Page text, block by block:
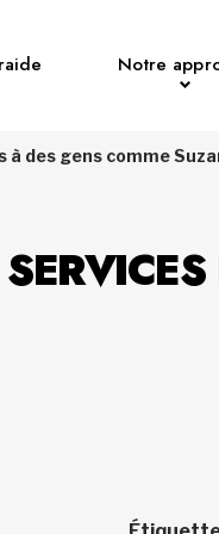
Notre
des gens comme